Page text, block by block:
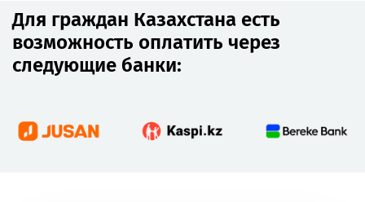
Для граждан Казахстана есть
возможность оплатить через
следующие банки: